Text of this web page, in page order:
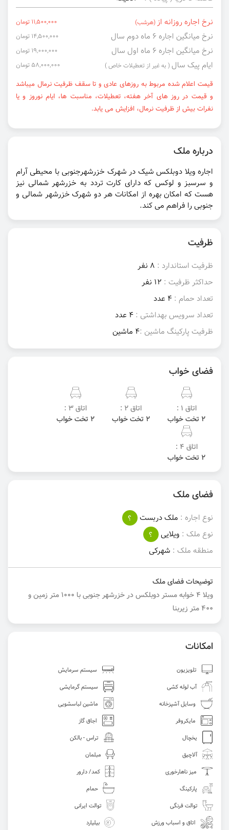
نرخ اجاره روزانه از (هرشب) 11,500,000 تومان
نرخ میانگین اجاره ۶ ماه دوم سال 14,500,000 تومان
نرخ میانگین اجاره ۶ ماه اول سال 19,000,000 تومان
ایام پیک سال ( به غیر از تعطیلات خاص ) 58,000,000 تومان
قیمت اعلام شده مربوط به روزهای عادی و تا سقف ظرفیت نرمال میباشد
و قیمت در روز های آخر هفته، تعطیلات، مناسبت ها، ایام نوروز و یا
نفرات بیش از ظرفیت نرمال، افزایش می یابد.
درباره ملک
اجاره ویلا دوبلکس شیک در شهرک خزرشهرجنوبی با محیطی آرام
و سرسبز و لوکس که دارای کارت تردد به خزرشهر شمالی نیز
هست که امکان بهره از امکانات هر دو شهرک خزرشهر شمالی و
جنوبی را فراهم می کند.
ظرفیت
ظرفیت استاندارد : 8 نفر
حداکثر ظرفیت : 12 نفر
تعداد حمام : 4 عدد
تعداد سرویس بهداشتی : 4 عدد
ظرفیت پارکینگ ماشین :4 ماشین
فضای خواب
اتاق 1 :
2 تخت خواب
اتاق 2 :
2 تخت خواب
اتاق 3 :
2 تخت خواب
اتاق 4 :
2 تخت خواب
فضای ملک
نوع اجاره : ملک دربست
؟
نوع ملک : ویلایی
؟
منطقه ملک : شهرکی
توضیحات فضای ملک
ویلا 4 خوابه مستر دوبلکس در خزرشهر جنوبی با 1000 متر زمین و
400 متر زیربنا
امکانات
تلویزیون
سیستم سرمایش
آب لوله کشی
سیستم گرمایشی
وسایل آشپزخانه
ماشین لباسشویی
مایکروفر
اجاق گاز
یخچال
تراس - بالکن
آلاچیق
مبلمان
میز ناهارخوری
کمد/ دارور
پارکینگ
حمام
توالت فرنگی
توالت ایرانی
اتاق و اسباب ورزش
بیلیارد